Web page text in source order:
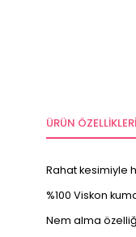
ÜRÜN ÖZELLIKLERI
Rahat kesimiyle
%100 Viskon
Nem alma